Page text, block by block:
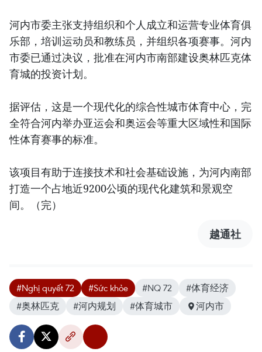
河内市委主张支持组织和个人成立和运营专业体育俱
乐部，培训运动员和教练员，并组织各项赛事。河内
市委已通过决议，批准在河内市南部建设奥林匹克体
育城的投资计划。
据评估，这是一个现代化的综合性城市体育中心，完
全符合河内举办亚运会和奥运会等重大区域性和国际
性体育赛事的标准。
该项目有助于连接技术和社会基础设施，为河内南部
打造一个占地近9200公顷的现代化建筑和景观空
间。（完）
越通社
#Nghị quyết 72 #Sức khỏe #NQ 72
#体育经济
#奥林匹克
#河内规划 #体育城市 河内市